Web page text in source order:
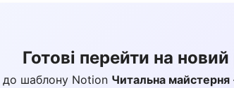
Готові перейти на новий
шаблону Notion Читальна майстерня